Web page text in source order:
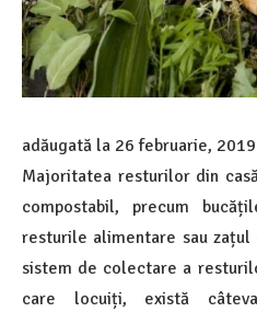
adăugată la 26 februarie, 2019
Majoritatea resturilor din
compostabil, precum
resturile alimentare sau zațul
sistem de colectare a
care locuiți, există